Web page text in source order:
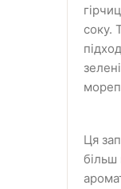
соку.
Ця